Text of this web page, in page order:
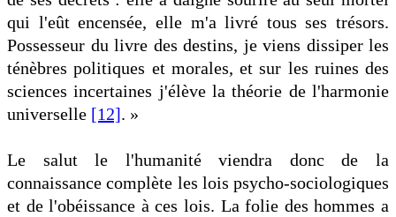
qui l'eût encensée, elle m'a livré tous ses trésors.
Possesseur du livre des destins, je viens dissiper les
ténèbres politiques et morales, et sur les ruines des
sciences incertaines j'élève la théorie de l'harmonie
universelle [12]. »
Le salut le l'humanité viendra donc de la
connaissance complète les lois psycho-sociologiques
et de l'obéissance à ces lois. La folie des hommes a